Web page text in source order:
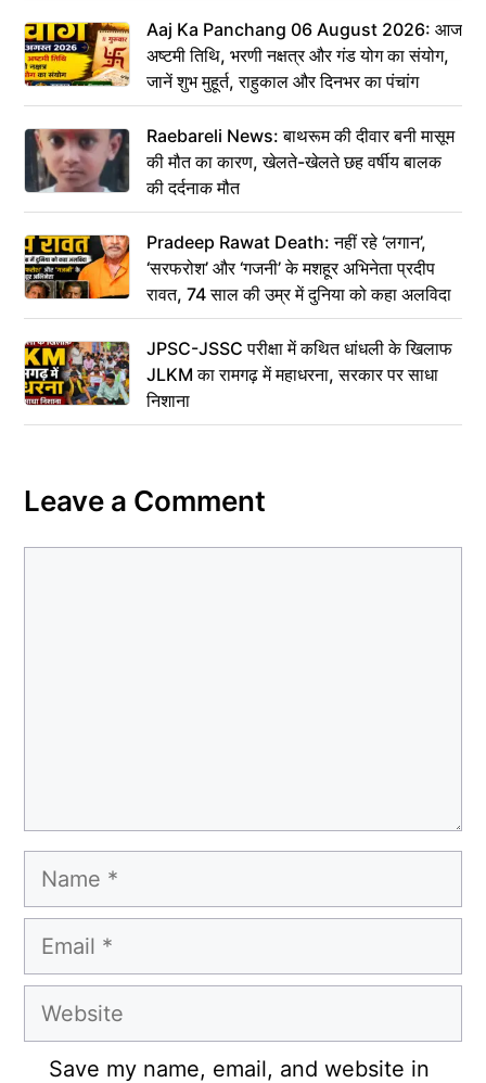
Aaj Ka Panchang 06 August 2026: आज
अष्टमी तिथि, भरणी नक्षत्र और गंड योग का संयोग,
जानें शुभ मुहूर्त, राहुकाल और दिनभर का पंचांग
Raebareli News: बाथरूम की दीवार बनी मासूम
की मौत का कारण, खेलते-खेलते छह वर्षीय बालक
की दर्दनाक मौत
Pradeep Rawat Death: नहीं रहे ‘लगान’,
‘सरफरोश’ और ‘गजनी’ के मशहूर अभिनेता प्रदीप
रावत, 74 साल की उम्र में दुनिया को कहा अलविदा
JPSC-JSSC परीक्षा में कथित धांधली के खिलाफ
JLKM का रामगढ़ में महाधरना, सरकार पर साधा
निशाना
Leave a Comment
Name
Email
Website
Save my name, email, and website in